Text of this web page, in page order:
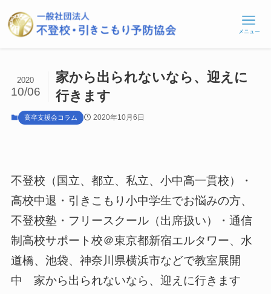
メニュー
家から出られないなら、迎えに
行きます
2020
10/06
高卒支援会コラム 2020年10月6日
不登校（国立、都立、私立、小中高一貫校）・
高校中退・引きこもり小中学生でお悩みの方、
不登校塾・フリースクール（出席扱い）・通信
制高校サポート校＠東京都新宿エルタワー、水
道橋、池袋、神奈川県横浜市などで教室展開
中 家から出られないなら、迎えに行きます